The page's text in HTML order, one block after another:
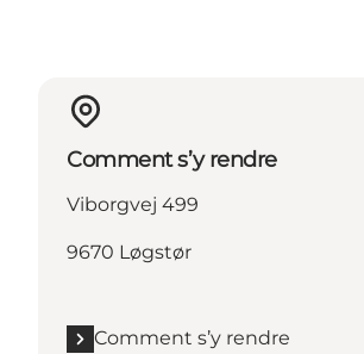
Comment s’y rendre
Viborgvej 499
9670 Løgstør
Comment s’y rendre